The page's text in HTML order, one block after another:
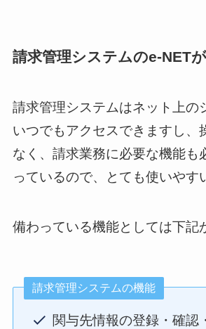
請求管理システムのe-NET
請求管理システムはネット上の
いつでもアクセスできますし、
なく、請求業務に必要な機能も
っているので、とても使いやす
備わっている機能としては下記
請求管理システムの機能
関与先情報の登録・確認